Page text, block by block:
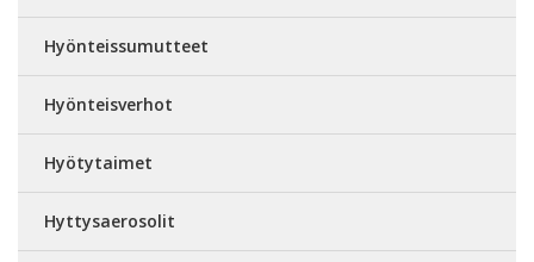
Hyönteissumutteet
Hyönteisverhot
Hyötytaimet
Hyttysaerosolit